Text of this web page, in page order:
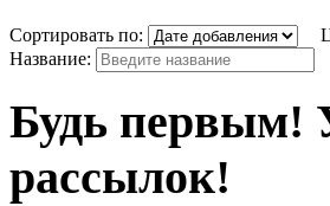
Сортировать по:
Название:
Будь первым!
рассылок!